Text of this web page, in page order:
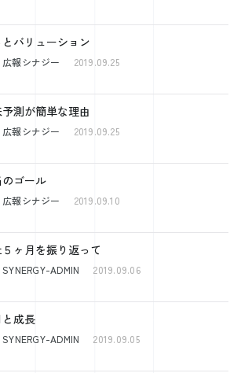
とバリューション
広報シナジー 2019.09.25
測が簡単な理由
広報シナジー 2019.09.25
ゴール
広報シナジー 2019.09.10
ヶ月を振り返って
SYNERGY-ADMIN 2019.09.06
成長
SYNERGY-ADMIN 2019.09.05